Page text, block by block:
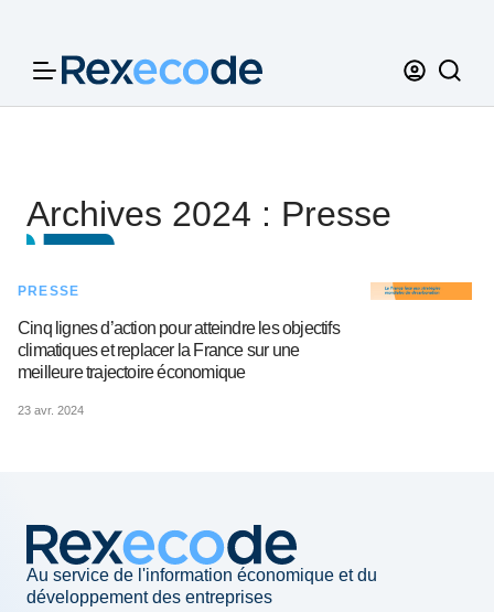
Archives 2024 : Presse
PRESSE
Cinq lignes d’action pour atteindre les objectifs
climatiques et replacer la France sur une
meilleure trajectoire économique
23 avr. 2024
Au service de l'information économique et du
développement des entreprises